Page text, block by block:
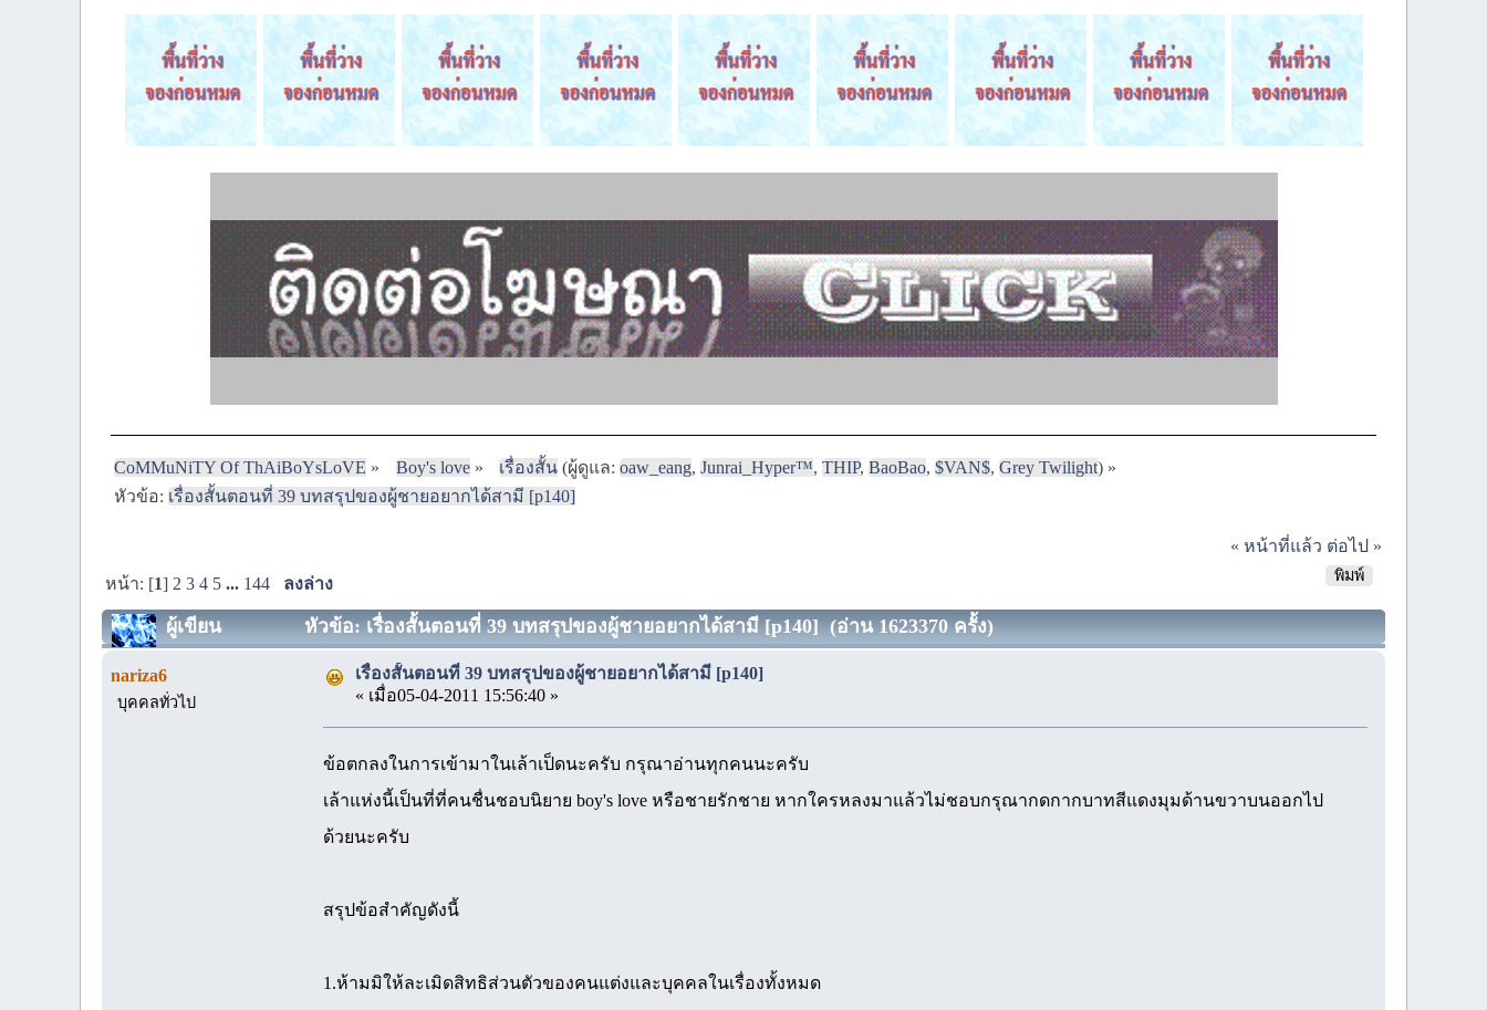
CoMMuNiTY Of ThAiBoYsLoVE » Boy's love» เรื่องสั้น(ผู้ดูแล: oaw_eang, Junrai_Hyper™, THIP, BaoBao, $VAN$, Grey Twilight) »
หัวข้อ: เรื่องสั้นตอนที่ 39 บทสรุปของผู้ชายอยากได้สามี [p140]
« หน้าที่แล้ว ต่อไป »
พิมพ์
หน้า: [1] 2 3 4 5 ... 144 ลงล่าง
ผู้เขียน หัวข้อ: เรื่องสั้นตอนที่ 39 บทสรุปของผู้ชายอยากได้สามี [p140] (อ่าน 1623370 ครั้ง)
nariza6
บุคคลทั่วไป
เรื่องสั้นตอนที่ 39 บทสรุปของผู้ชายอยากได้สามี [p140]
« เมื่อ05-04-2011 15:56:40 »
ข้อตกลงในการเข้ามาในเล้าเป็ดนะครับ กรุณาอ่านทุกคนนะครับ
เล้าแห่งนี้เป็นที่ที่คนชื่นชอบนิยาย boy's love หรือชายรักชาย หากใครหลงมาแล้วไม่ชอบกรุณากดกากบาทสีแดงมุมด้านขวาบนออกไป
ด้วยนะครับ
สรุปข้อสำคัญดังนี้
1.ห้ามมิให้ละเมิดสิทธิส่วนตัวของคนแต่งและบุคคลในเรื่องทั้งหมด